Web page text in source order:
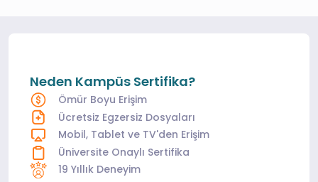
Neden Kampüs Sertifika?
Ömür Boyu Erişim
Ücretsiz Egzersiz Dosyaları
Mobil, Tablet ve TV'den Erişim
Üniversite Onaylı Sertifika
19 Yıllık Deneyim